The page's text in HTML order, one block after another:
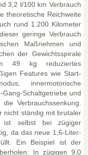
3,2 l/100 km Verbrauch
theoretische Reichweite
rund 1.200 Kilometer
geringe Verbrauch
Maßnehmen und
der Gewichtsspirale
49 kg reduziertes
Features wie Start-
innermotorische
Schaltgetriebe und
Verbrauchssenkung.
nicht ständig mit brutaler
ist selbst bei zügiger
da das neue 1,6-Liter-
Ein Beispiel ist der
In zügigen 9,0